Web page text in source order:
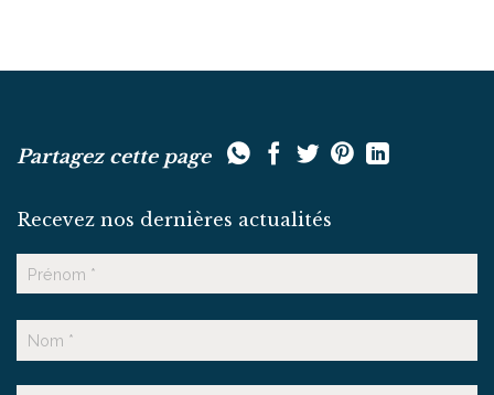
Partagez cette page
Recevez nos dernières actualités
Prénom
Nom